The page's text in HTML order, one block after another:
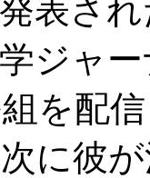
表され
ジャ
を配
に彼